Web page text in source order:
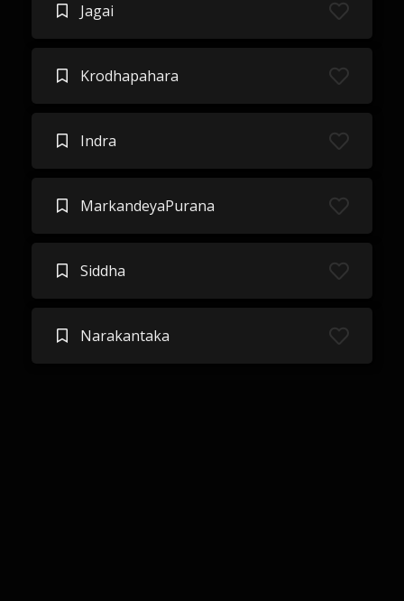
Jagai
Krodhapahara
Indra
MarkandeyaPurana
Siddha
Narakantaka